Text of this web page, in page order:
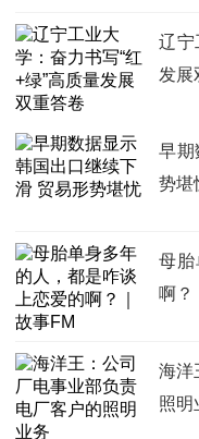
辽宁
发展
早期
势堪
母
啊？
海洋
照明